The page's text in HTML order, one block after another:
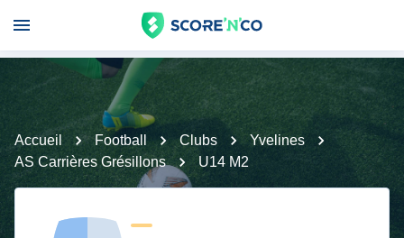
Accueil Football Clubs
Yvelines
AS Carrières Grésillons
U14 M2